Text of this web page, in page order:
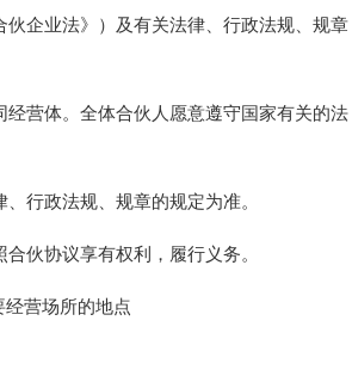
企业法》）及有关法律、行政法规、规章
营体。全体合伙人愿意遵守国家有关的法
行政法规、规章的规定为准。
伙协议享有权利，履行义务。
营场所的地点